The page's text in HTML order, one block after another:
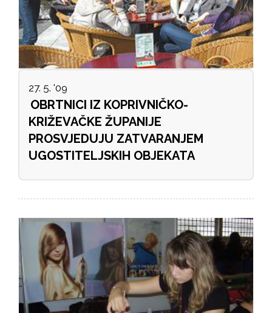
27. 5. '09
OBRTNICI IZ KOPRIVNIČKO-
KRIŽEVAČKE ŽUPANIJE
PROSVJEDUJU ZATVARANJEM
UGOSTITELJSKIH OBJEKATA